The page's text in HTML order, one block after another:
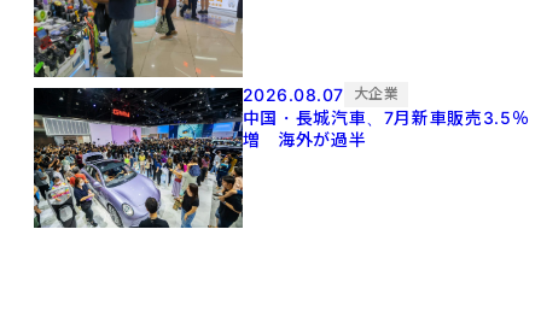
2026.08.07 大企業
中国・長城汽車、7月新車販売3.5％
増 海外が過半